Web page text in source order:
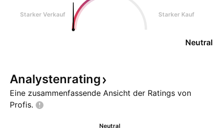
Starker Verkauf Starker Kauf
Neutral
Analystenrating
Eine zusammenfassende Ansicht der Ratings von
Profis.
Neutral